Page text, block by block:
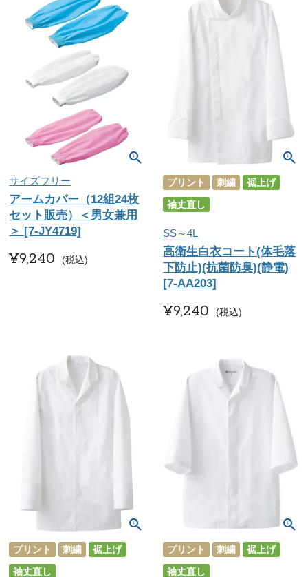
サイズフリー
アームカバー（12組24枚
セット販売）＜男女兼用
＞ [7-JY4719]
¥9,240 税込
プリント 刺繍
裾上げ
袖丈直し
SS～4L
高衛生白衣コート(体毛落
下防止)(抗菌防臭)(静電)
[7-AA203]
¥9,240 税込
プリント 刺繍
裾上げ
袖丈直し
プリント 刺繍
裾上げ
袖丈直し